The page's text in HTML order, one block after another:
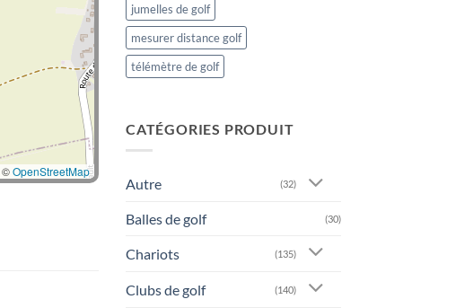
©OpenStreetMap
jumelles de golf
mesurer distance golf
télémètre de golf
CATÉGORIES PRODUIT
Autre (32)
Balles de golf (30)
Chariots (135)
Clubs de golf (140)